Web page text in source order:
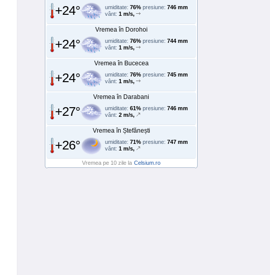
+24° umiditate: 76% presiune: 746 mm
vânt: 1 m/s,
Vremea în Dorohoi
+24° umiditate: 76% presiune: 744 mm
vânt: 1 m/s,
Vremea în Bucecea
+24° umiditate: 76% presiune: 745 mm
vânt: 1 m/s,
Vremea în Darabani
+27° umiditate: 61% presiune: 746 mm
vânt: 2 m/s,
Vremea în Ștefănești
+26° umiditate: 71% presiune: 747 mm
vânt: 1 m/s,
Vremea pe 10 zile la Celsium.ro